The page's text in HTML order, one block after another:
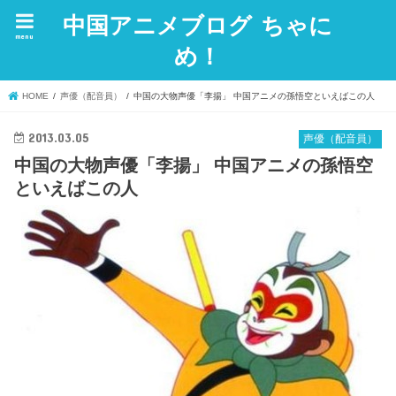
中国アニメブログ ちゃに
め！
menu
HOME 声優（配音員） 中国の大物声優「李揚」 中国アニメの孫悟空といえばこの人
声優（配音員）
2013.03.05
中国の大物声優「李揚」 中国アニメの孫悟空
といえばこの人